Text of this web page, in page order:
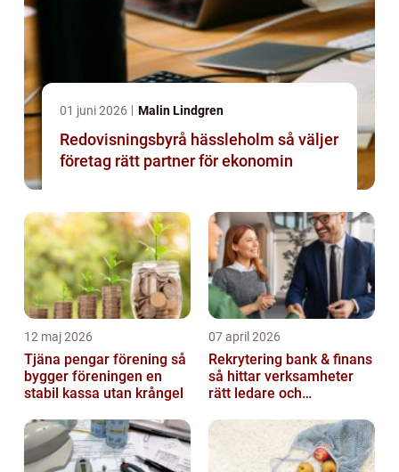
01 juni 2026 Malin Lindgren
Redovisningsbyrå hässleholm så väljer
företag rätt partner för ekonomin
12 maj 2026
Tjäna pengar förening så
bygger föreningen en
stabil kassa utan krångel
07 april 2026
Rekrytering bank & finans
så hittar verksamheter
rätt ledare och